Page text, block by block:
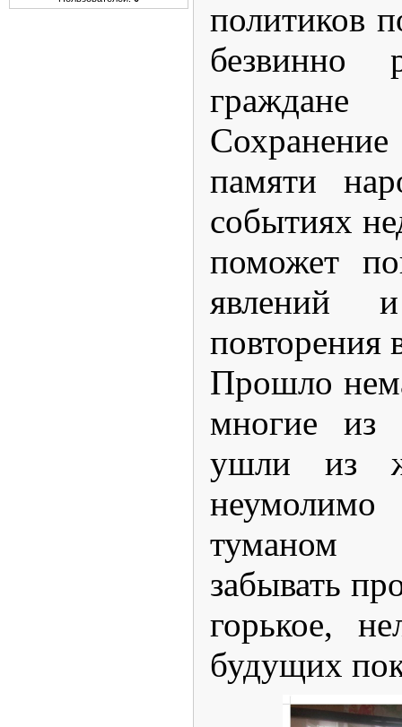
политиков
безвинно
граждане
памяти
событиях
поможет
явлений
повторения
Прошло
многие из
ушли из
забывать
горькое,
будущих